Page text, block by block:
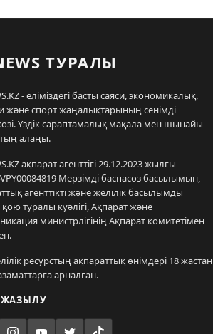
ТУРАЛЫ
- еліміздегі басты саяси, экономикалық,
және спорт жаңалықтарының сенімді
Үздік сараптамалық мақала мен шынайы
алаңы.
ақпарат агенттігі 29.12.2023 жылғы
Мерзімді баспасөз басылымын,
агенттікті және желілік басылымды
қою туралы куәлігі, Ақпарат және
министрлігінің Ақпарат комитетімен
ресурстың ақпараттық өнімдері 18 жастан
арналған.
ЖАЗЫЛУ